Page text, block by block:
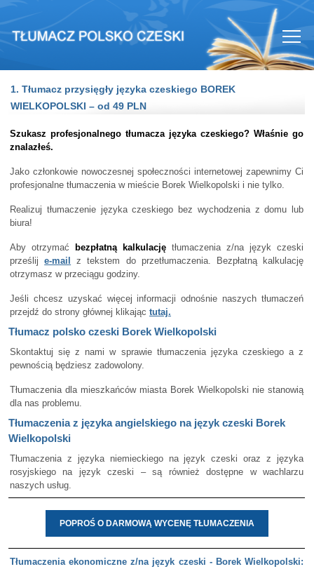
1. Tłumacz przysięgły języka czeskiego BOREK
WIELKOPOLSKI – od 49 PLN
Szukasz profesjonalnego tłumacza języka czeskiego? Właśnie go
znalazłeś.
Jako członkowie nowoczesnej społeczności internetowej zapewnimy Ci
profesjonalne tłumaczenia w mieście Borek Wielkopolski i nie tylko.
Realizuj tłumaczenie języka czeskiego bez wychodzenia z domu lub
biura!
Aby otrzymać bezpłatną kalkulację tłumaczenia z/na język czeski
prześlije-mail
z tekstem do przetłumaczenia. Bezpłatną kalkulację
otrzymasz w przeciągu godziny.
Jeśli chcesz uzyskać więcej informacji odnośnie naszych tłumaczeń
przejdź do strony głównej klikając tutaj.
Tłumacz polsko czeski Borek Wielkopolski
Skontaktuj się z nami w sprawie tłumaczenia języka czeskiego a z
pewnością będziesz zadowolony.
Tłumaczenia dla mieszkańców miasta Borek Wielkopolski nie stanowią
dla nas problemu.
Tłumaczenia z języka angielskiego na język czeski Borek
Wielkopolski
Tłumaczenia z języka niemieckiego na język czeski oraz z języka
rosyjskiego na język czeski – są również dostępne w wachlarzu
naszych usług.
POPROŚ O DARMOWĄ WYCENĘ TŁUMACZENIA
Tłumaczenia ekonomiczne z/na język czeski - Borek Wielkopolski: